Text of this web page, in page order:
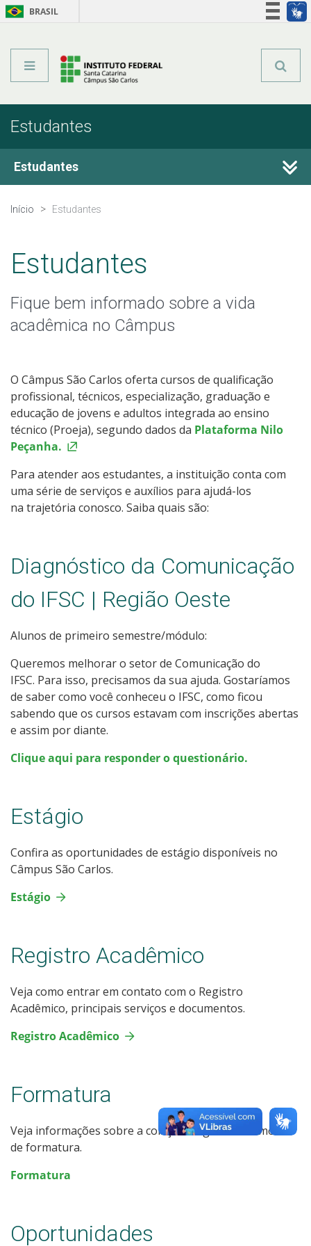
BRASIL
Estudantes
Estudantes
Calendário Acadêmico
Horário dos Professores
Editais
Registro Acadêmico
Oportunidades
Documentos Úteis
Bibliotecas
Intercâmbio Estudantil
Representação Estudantil
Início Estudantes
Estudantes
Fique bem informado sobre a vida
acadêmica no Câmpus
O Câmpus São Carlos oferta cursos de qualificação
profissional, técnicos, especialização, graduação e
educação de jovens e adultos integrada ao ensino
técnico (Proeja), segundo dados da Plataforma Nilo
Peçanha.
Para atender aos estudantes, a instituição conta com
uma série de serviços e auxílios para ajudá-los
na trajetória conosco. Saiba quais são:
Diagnóstico da Comunicação
do IFSC | Região Oeste
Alunos de primeiro semestre/módulo:
Queremos melhorar o setor de Comunicação do
IFSC. Para isso, precisamos da sua ajuda. Gostaríamos
de saber como você conheceu o IFSC, como ficou
sabendo que os cursos estavam com inscrições abertas
e assim por diante.
Clique aqui para responder o questionário.
Estágio
Confira as oportunidades de estágio disponíveis no
Câmpus São Carlos.
Estágio
Registro Acadêmico
Veja como entrar em contato com o Registro
Acadêmico, principais serviços e documentos.
Registro Acadêmico
Formatura
Veja informações sobre a colação de grau e cerimônia
de formatura.
Formatura
Oportunidades